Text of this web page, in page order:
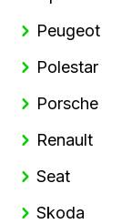
Peugeot
Polestar
Porsche
Renault
Seat
Skoda